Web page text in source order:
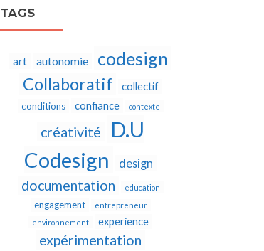
TAGS
art autonomie codesign
Collaboratif collectif
conditions confiance contexte
créativité
D.U
Codesign
design
documentation education
engagement
entrepreneur
environnement
experience
expérimentation